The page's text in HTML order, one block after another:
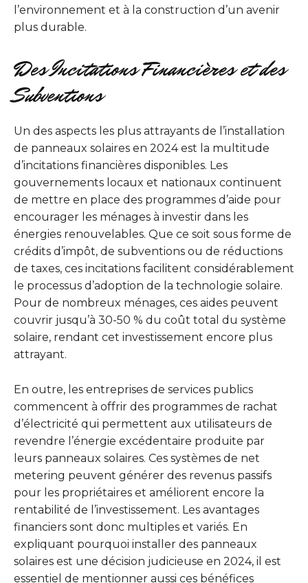
l’environnement et à la construction d’un avenir
plus durable.
Des Incitations Financières et des
Subventions
Un des aspects les plus attrayants de l’installation
de panneaux solaires en 2024 est la multitude
d’incitations financières disponibles. Les
gouvernements locaux et nationaux continuent
de mettre en place des programmes d’aide pour
encourager les ménages à investir dans les
énergies renouvelables. Que ce soit sous forme de
crédits d’impôt, de subventions ou de réductions
de taxes, ces incitations facilitent considérablement
le processus d’adoption de la technologie solaire.
Pour de nombreux ménages, ces aides peuvent
couvrir jusqu’à 30-50 % du coût total du système
solaire, rendant cet investissement encore plus
attrayant.
En outre, les entreprises de services publics
commencent à offrir des programmes de rachat
d’électricité qui permettent aux utilisateurs de
revendre l’énergie excédentaire produite par
leurs panneaux solaires. Ces systèmes de net
metering peuvent générer des revenus passifs
pour les propriétaires et améliorent encore la
rentabilité de l’investissement. Les avantages
financiers sont donc multiples et variés. En
expliquant pourquoi installer des panneaux
solaires est une décision judicieuse en 2024, il est
essentiel de mentionner aussi ces bénéfices